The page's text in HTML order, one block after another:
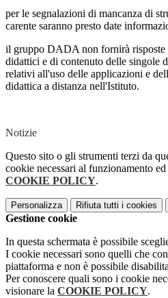
per le segnalazioni di mancanza di
carente saranno presto date
il gruppo DADA non fornirà risposte
didattici e di contenuto delle singole
relativi all'uso delle applicazioni e
didattica a distanza nell'Istituto.
Notizie
Questo sito o gli strumenti terzi da
cookie necessari al funzionamento
COOKIE POLICY.
Personalizza Rifiuta tutti i cookies
Gestione cookie
In questa schermata è possibile
I cookie necessari sono quelli che
piattaforma e non è possibile
Per conoscere quali sono i cookie
visionare la COOKIE POLICY.